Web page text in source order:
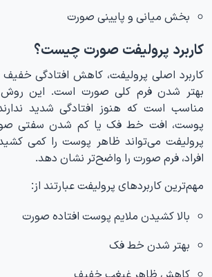
بخش میانی و پایینی صورت
کاربرد پرولیفت صورت چیست؟
کاربرد اصلی پرولیفت، کاهش افتادگی
بهتر شدن فرم کلی صورت است. این روش
مناسب است که هنوز افتادگی شدید
پوست، افت خط فک یا کم شدن سفتی
پرولیفت می‌تواند ظاهر پوست را کمی
افراد، فرم صورت را واضح‌تر نشان دهد.
مهم‌ترین کاربردهای پرولیفت عبارتند از:
بالا کشیدن ملایم پوست افتاده صورت
بهتر شدن خط فک
کاهش ظاهر غبغب خفیف